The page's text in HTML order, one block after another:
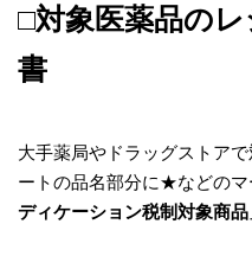
□対象医薬品の
書
大手薬局やドラッグストア
ートの品名部分に★などのマ
ディケーション税制対象商品